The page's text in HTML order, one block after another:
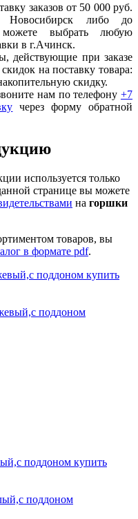
заказов от 50 000 руб.
Новосибирск либо до
выбрать любую
в г.Ачинск.
действующие при заказе
на поставку товара:
скидку.
нам по телефону +7
через форму обратной
используется только
странице вы можете
на горшки
товаров, вы
в формате pdf.
поддоном
поддоном